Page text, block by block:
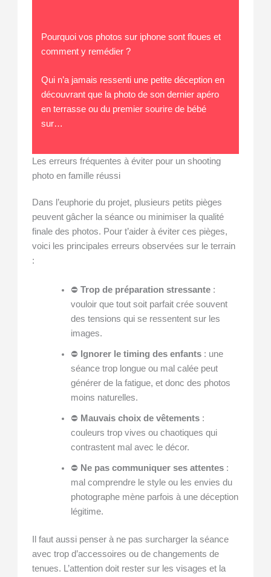
Pourquoi vos photos sur iphone sont floues et
comment y remédier ?
Qui n’a jamais ressenti une petite déception en
découvrant que la photo de son dernier apéro
en terrasse ou du premier sourire de bébé
sur…
Les erreurs fréquentes à éviter pour un shooting
photo en famille réussi
Dans l’euphorie du projet, plusieurs petits pièges
peuvent gâcher la séance ou minimiser la qualité
finale des photos. Pour t’aider à éviter ces pièges,
voici les principales erreurs observées sur le terrain
:
⛔ Trop de préparation stressante:
vouloir que tout soit parfait crée souvent
des tensions qui se ressentent sur les
images.
⛔ Ignorer le timing des enfants: une
séance trop longue ou mal calée peut
générer de la fatigue, et donc des photos
moins naturelles.
⛔ Mauvais choix de vêtements:
couleurs trop vives ou chaotiques qui
contrastent mal avec le décor.
⛔ Ne pas communiquer ses attentes:
mal comprendre le style ou les envies du
photographe mène parfois à une déception
légitime.
Il faut aussi penser à ne pas surcharger la séance
avec trop d’accessoires ou de changements de
tenues. L’attention doit rester sur les visages et la